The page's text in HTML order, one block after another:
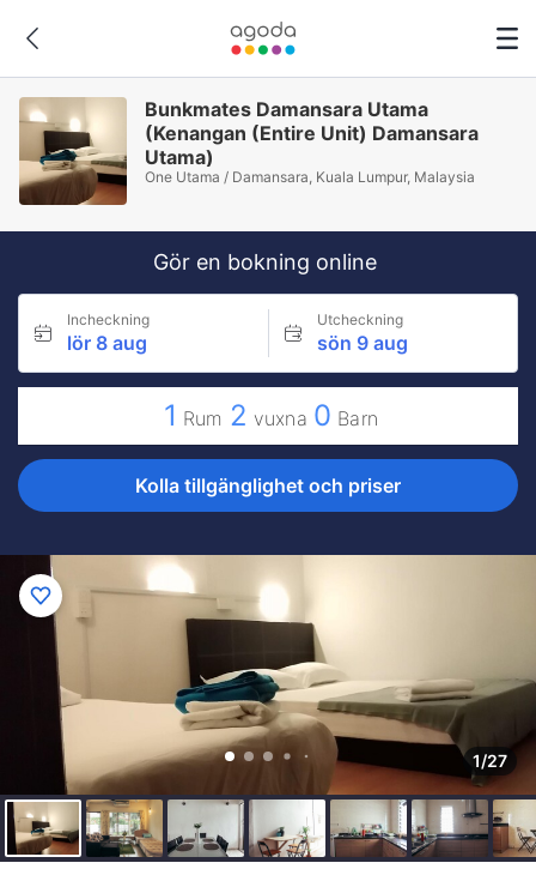
Bunkmates Damansara Utama
(Kenangan (Entire Unit) Damansara
Utama)
One Utama / Damansara, Kuala Lumpur, Malaysia
Gör en bokning online
Incheckning
lör 8 aug
Utcheckning
sön 9 aug
1 Rum 2 vuxna 0 Barn
Kolla tillgänglighet och priser
1/27